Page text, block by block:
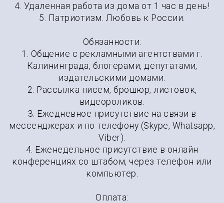
4. Удаленная работа из дома от 1 час в день!
5. Патриотизм. Любовь к России.
Обязанности:
1. Общение с рекламными агентствами г.
Калининграда, блогерами, депутатами,
издательскими домами.
2. Рассылка писем, брошюр, листовок,
видеороликов.
3. Ежедневное присутствие на связи в
мессенджерах и по телефону (Skype, Whatsapp,
Viber).
4. Еженедельное присутствие в онлайн
конференциях со штабом, через телефон или
компьютер.
Оплата: